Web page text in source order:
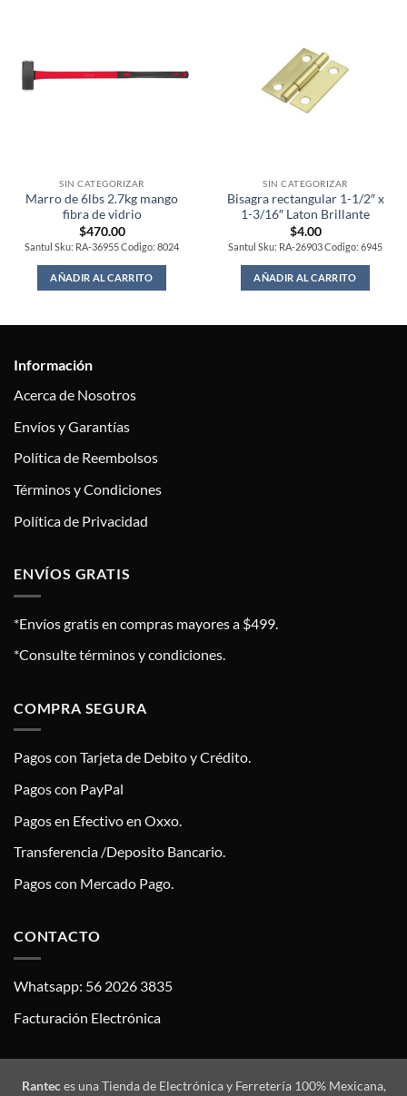
SIN CATEGORIZAR
Marro de 6lbs 2.7kg mango
fibra de vidrio
$470.00
Santul Sku: RA-36955 Codigo: 8024
AÑADIR AL CARRITO
SIN CATEGORIZAR
Bisagra rectangular 1-1/2″ x
1-3/16″ Laton Brillante
$4.00
Santul Sku: RA-26903 Codigo: 6945
AÑADIR AL CARRITO
Información
Acerca de Nosotros
Envíos y Garantías
Política de Reembolsos
Términos y Condiciones
Política de Privacidad
ENVÍOS GRATIS
*Envíos gratis en compras mayores a $499.
*Consulte términos y condiciones.
COMPRA SEGURA
Pagos con Tarjeta de Debito y Crédito.
Pagos con PayPal
Pagos en Efectivo en Oxxo.
Transferencia /Deposito Bancario.
Pagos con Mercado Pago.
CONTACTO
Whatsapp: 56 2026 3835
Facturación Electrónica
Ranteces una Tienda de Electrónica y Ferretería 100% Mexicana,